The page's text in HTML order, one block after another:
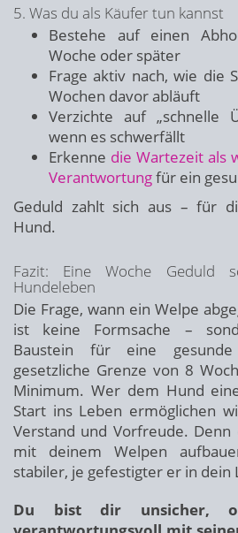
5. Was du als Käufer tun kannst
Bestehe auf einen
Woche oder später
Frage aktiv nach, wie die
Wochen davor abläuft
Verzichte auf „schnelle
wenn es schwerfällt
Erkenne die Wartezeit als
Verantwortungfür ein
Geduld zahlt sich aus – für
Hund.
Fazit: Eine Woche Geduld
Hundeleben
Die Frage, wann ein Welpe
ist keine Formsache –
Baustein für eine gesunde
gesetzliche Grenze von 8
Minimum. Wer dem Hund
Start ins Leben ermöglichen
Verstand und Vorfreude.
mit deinem Welpen
stabiler, je gefestigter er in dein
Du bist dir unsicher,